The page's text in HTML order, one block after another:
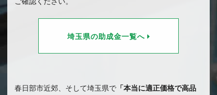
ご確認ください。
埼玉県の助成金一覧へ
春日部市近郊、そして埼玉県で 「本当に適正価格で高品